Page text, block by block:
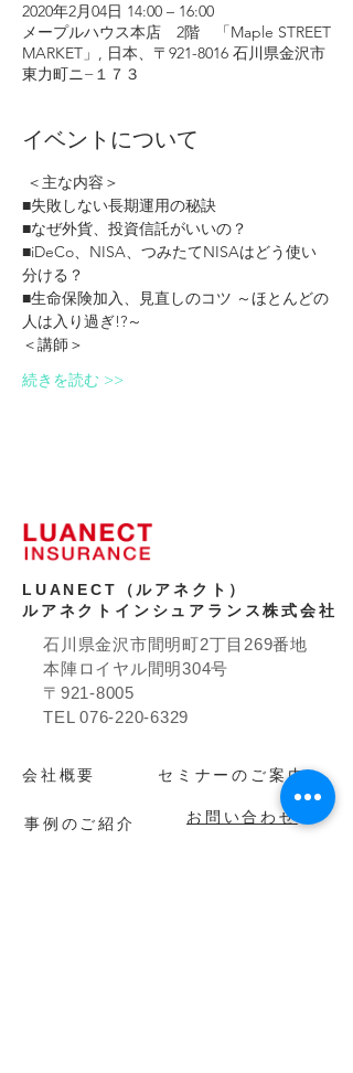
2020年2月04日 14:00 – 16:00
メープルハウス本店 2階 「Maple STREET
MARKET」, 日本、〒921-8016 石川県金沢市
東力町ニ−１７３
イベントについて
＜主な内容＞
■失敗しない長期運用の秘訣
■なぜ外貨、投資信託がいいの？
■iDeCo、NISA、つみたてNISAはどう使い
分ける？
■生命保険加入、見直しのコツ ～ほとんどの
人は入り過ぎ!?～
＜講師＞
続きを読む >>
LUANECT（ルアネクト）
ルアネクトインシュアランス株式会社
石川県金沢市間明町2丁目269番地
本陣ロイヤル間明304号
〒921-8005
TEL 076-220-6329
​会社概要 セミナーのご案内
事例のご紹介 お問い合わせ